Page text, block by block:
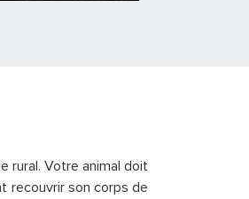
rural. Votre animal doit
recouvrir son corps de